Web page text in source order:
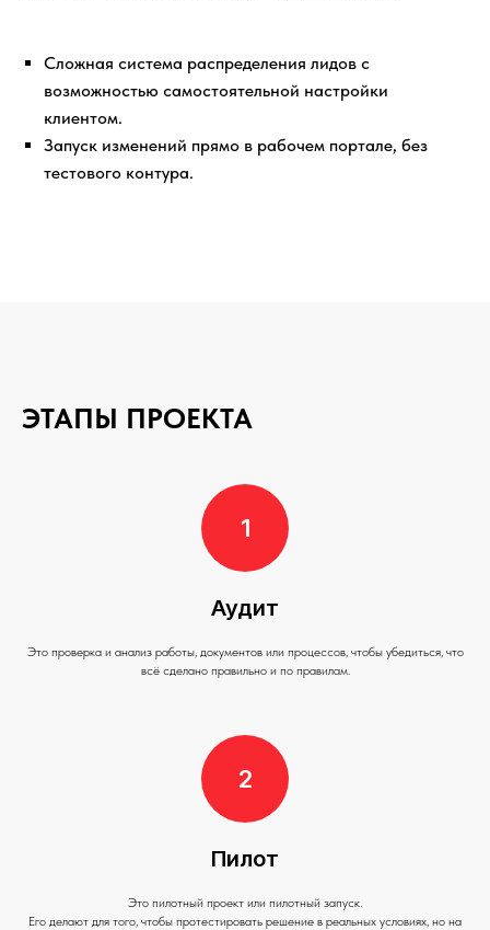
Сложная система распределения лидов с
возможностью самостоятельной настройки
клиентом.
Запуск изменений прямо в рабочем портале, без
тестового контура.
ЭТАПЫ ПРОЕКТА
Аудит
Это проверка и анализ работы, документов или процессов, чтобы убедиться, что
всё сделано правильно и по правилам.
Пилот
Это пилотный проект или пилотный запуск.
Его делают для того, чтобы протестировать решение в реальных условиях, но на